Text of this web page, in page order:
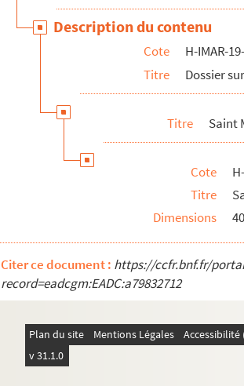
Saint Jean
Saint Mathieu
H-IMAR-22-1-1. Grand tableau
Pomey - Saint Goar d'Arneke
Les saints martyrs Greogory et
Les saints "Septem Dormientes"
Sainte Marie, sainte Marthe et autres
H-IMAR-22-12-66. Les deux cents
H-IMAR-22-13-67. Les dix milles soldats
H-IMAR-22-14-68. Incipit prologus
H-IMAR-22-15-69. Nouvelles fleurs des
Description du contenu
Cote
H-IMAR-
Titre
Dossier
Titre Saint
Cote
Titre
Dimensions
Citer ce document : https://ccfr.bnf.fr/
record=eadcgm:EADC:a79832712
Plan du site Mentions Légales
v 31.1.0